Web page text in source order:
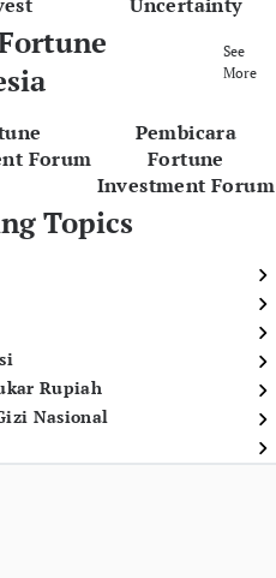
See
More
Forum
Pembicara
Fortune
Investment Forum
Topics
Rupiah
Nasional